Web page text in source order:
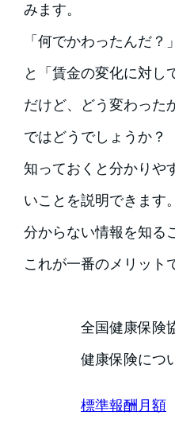
みます。
「何でかわったんだ
と「賃金の変化に対し
だけど、どう変わった
ではどうでしょうか？
知っておくと分かりや
いことを説明できます
分からない情報を知る
これが一番のメリット
全国健康保険
健康保険につ
標準報酬月額